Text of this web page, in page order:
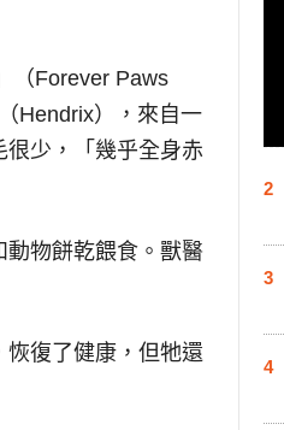
（Forever Paws
Hendrix），來自一
少，「幾乎全身赤
物餅乾餵食。獸醫
復了健康，但牠還
2
3
4